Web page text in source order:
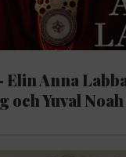
Elin Anna
och Yuval